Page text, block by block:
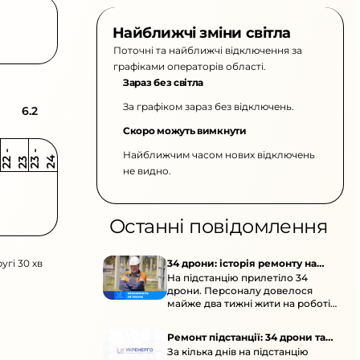
6.2
2 2
-
2 3 2 3
-
2 4
30 хв
Найближчі зміни світла
Поточні та найближчі відключення за
графіками операторів області.
Зараз без світла
За графіком зараз без відключень.
Скоро можуть вимкнути
Найближчим часом нових відключень
не видно.
Останні повідомлення
34 дрони: історія ремонту на
підстанції
На підстанцію прилетіло 34
дрони. Персоналу довелося
майже два тижні жити на роботі
Ремонт підстанції: 34 дрони та
окупація
За кілька днів на підстанцію